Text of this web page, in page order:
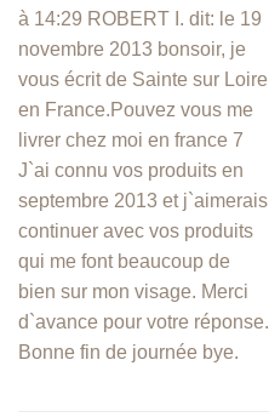
à 14:29 ROBERT I. dit: le 19
novembre 2013 bonsoir, je
vous écrit de Sainte sur Loire
en France.Pouvez vous me
livrer chez moi en france 7
J`ai connu vos produits en
septembre 2013 et j`aimerais
continuer avec vos produits
qui me font beaucoup de
bien sur mon visage. Merci
d`avance pour votre réponse.
Bonne fin de journée bye.